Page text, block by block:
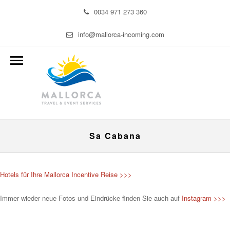
0034 971 273 360
info@mallorca-incoming.com
Sa Cabana
Hotels für Ihre Mallorca Incentive Reise >>>
Immer wieder neue Fotos und Eindrücke finden Sie auch auf Instagram >>>